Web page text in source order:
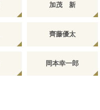
加茂 新
齊藤優太
岡本幸一郎